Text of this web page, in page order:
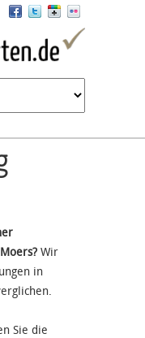
Wir
in
Sie die